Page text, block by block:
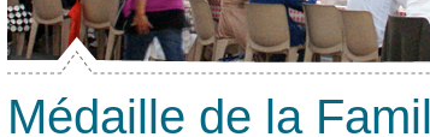
Médaille de la